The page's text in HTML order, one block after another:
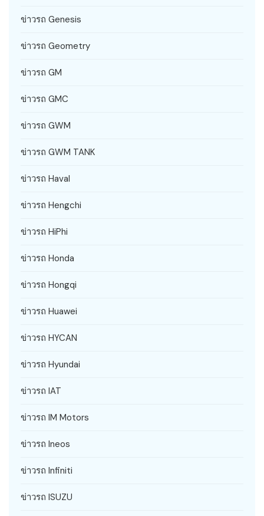
ข่าวรถ Genesis
ข่าวรถ Geometry
ข่าวรถ GM
ข่าวรถ GMC
ข่าวรถ GWM
ข่าวรถ GWM TANK
ข่าวรถ Haval
ข่าวรถ Hengchi
ข่าวรถ HiPhi
ข่าวรถ Honda
ข่าวรถ Hongqi
ข่าวรถ Huawei
ข่าวรถ HYCAN
ข่าวรถ Hyundai
ข่าวรถ IAT
ข่าวรถ IM Motors
ข่าวรถ Ineos
ข่าวรถ Infiniti
ข่าวรถ ISUZU